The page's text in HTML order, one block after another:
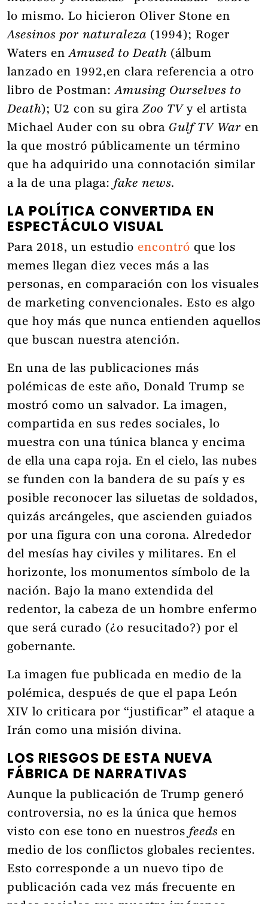
lo mismo. Lo hicieron Oliver Stone en
Asesinos por naturaleza (1994); Roger
Waters enAmused to Death (álbum
lanzado en 1992,en clara referencia a otro
libro de Postman:Amusing Ourselves to
Death); U2 con su giraZoo TV y el artista
Michael Auder con su obra Gulf TV War en
la que mostró públicamente un término
que ha adquirido una connotación similar
a la de una plaga: fake news.
LA POLÍTICA CONVERTIDA EN
ESPECTÁCULO VISUAL
Para 2018, un estudio encontró que los
memes llegan diez veces más a las
personas, en comparación con los visuales
de marketing convencionales. Esto es algo
que hoy más que nunca entienden aquellos
que buscan nuestra atención.
En una de las publicaciones más
polémicas de este año, Donald Trump se
mostró como un salvador. La imagen,
compartida en sus redes sociales, lo
muestra con una túnica blanca y encima
de ella una capa roja. En el cielo, las nubes
se funden con la bandera de su país y es
posible reconocer las siluetas de soldados,
quizás arcángeles, que ascienden guiados
por una figura con una corona. Alrededor
del mesías hay civiles y militares. En el
horizonte, los monumentos símbolo de la
nación. Bajo la mano extendida del
redentor, la cabeza de un hombre enfermo
que será curado (¿o resucitado?) por el
gobernante.
La imagen fue publicada en medio de la
polémica, después de que el papa León
XIV lo criticara por “justificar” el ataque a
Irán como una misión divina.
LOS RIESGOS DE ESTA NUEVA
FÁBRICA DE NARRATIVAS
Aunque la publicación de Trump generó
controversia, no es la única que hemos
visto con ese tono en nuestros feeds en
medio de los conflictos globales recientes.
Esto corresponde a un nuevo tipo de
publicación cada vez más frecuente en